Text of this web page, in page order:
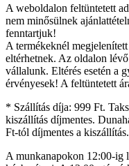
A weboldalon feltüntetett
nem minősülnek
fenntartjuk!
A termékeknél
eltérhetnek. Az oldalon
vállalunk. Eltérés esetén a
érvényesek! A feltüntetett
* Szállítás díja: 999 Ft.
kiszállítás díjmentes.
Ft-tól díjmentes a kiszállítás.
A munkanapokon 12:00-ig